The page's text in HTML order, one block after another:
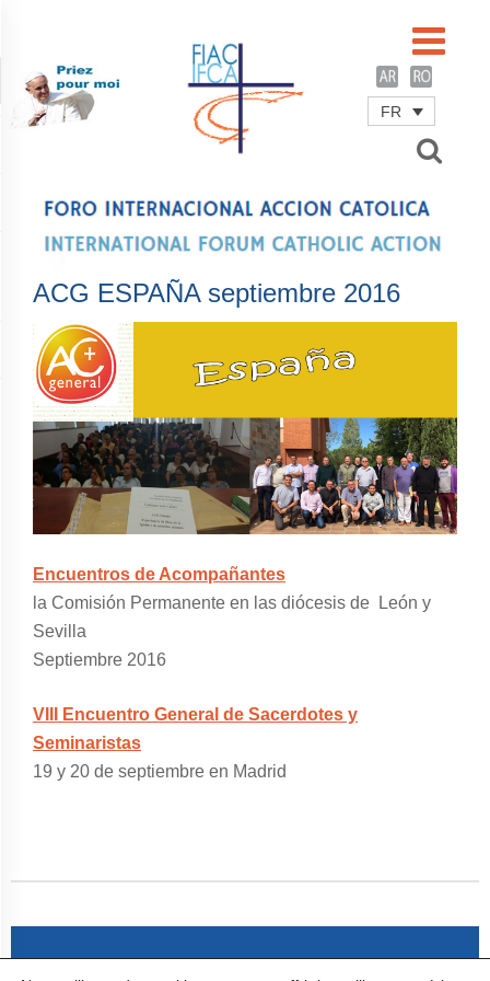
FR
ACG ESPAÑA septiembre 2016
Encuentros de Acompañantes
la Comisión Permanente en las diócesis de León y
Sevilla
Septiembre 2016
VIII Encuentro General de Sacerdotes y
Seminaristas
19 y 20 de septiembre en Madrid
Password